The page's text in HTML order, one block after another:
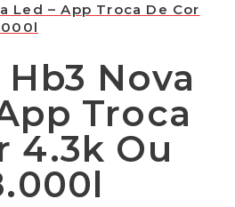
Led – App Troca De Cor
Nova
Troca
4.3k Ou